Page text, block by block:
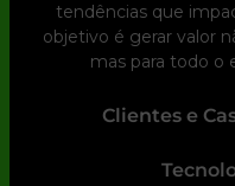
tendências que
objetivo é gerar valor
mas para todo o
Clientes e